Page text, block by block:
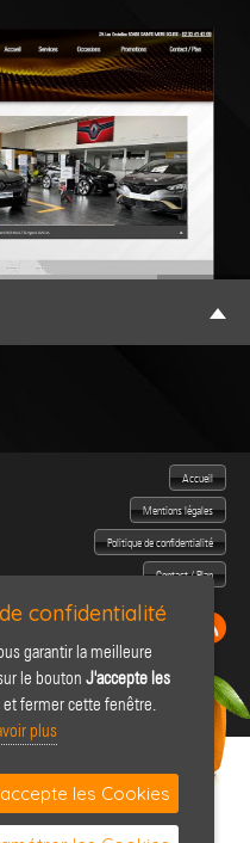
Accueil
Mentions légales
Politique de confidentialité
Contact / Plan
confidentialité
garantir la meilleure
le bouton J'accepte les
fermer cette fenêtre.
plus
les Cookies